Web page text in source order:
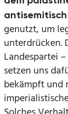
genutzt, um
unterdrücken.
Landespartei
setzen uns
bekämpft und